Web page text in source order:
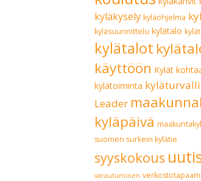
kyläkysely kyläohjelma
kyläsuunnittelu kylätalo
kylätalot
käyttöön Kylät
kylätoiminta
Leader
kyläpäivä
suomen surkein kylätie
syyskokous
varautuminen